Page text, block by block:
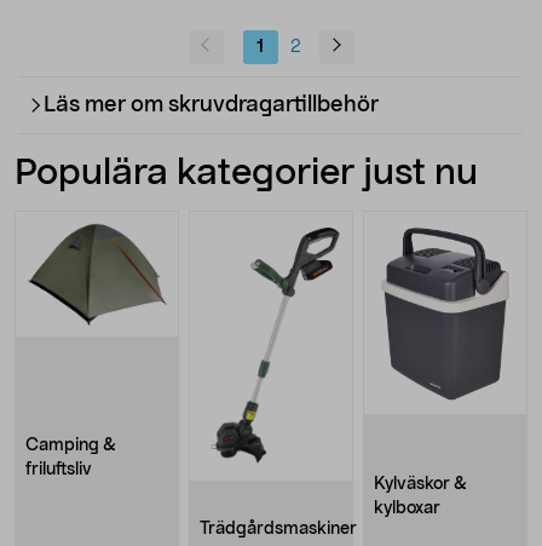
1 2
Läs mer om skruvdragartillbehör
Populära kategorier just nu
Camping &
friluftsliv
Trädgårdsmaskiner
Kylväskor &
kylboxar